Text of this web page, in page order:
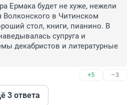
Ермака будет не хуже, нежели
Волконского в Читинском
стол, книги, пианино. В
супруга и
декабристов и литературные
+5 –3
3 ответа